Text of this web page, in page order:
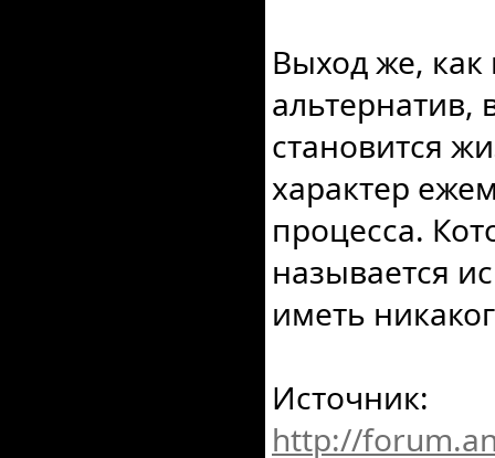
Выход же, как
альтернатив,
становится
характер
процесса.
называется
иметь
Источник:
http://